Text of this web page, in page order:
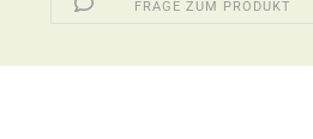
FRAGE ZUM PRODUKT